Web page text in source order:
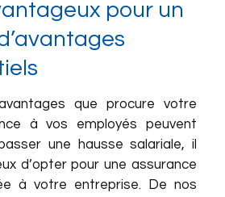
pour un
que procure votre
à vos employés peuvent
une hausse salariale, il
d’opter pour une assurance
à votre entreprise. De nos